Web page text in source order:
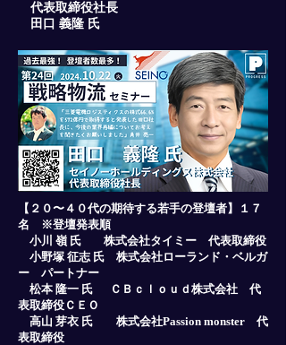
代表取締役社長
田口 義隆 氏
【２０〜４０代の期待する若手の登壇者】１７
名 ※登壇発表順
小川 嶺 氏 株式会社タイミー 代表取締役
小野塚 征志 氏 株式会社ローランド・ベルガ
ー パートナー
松本 隆一 氏 ＣＢｃｌｏｕｄ株式会社 代
表取締役ＣＥＯ
高山 芽衣 氏 株式会社Passion monster 代
表取締役